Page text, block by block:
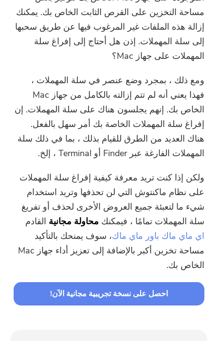
مساحة التخزين على القرص الثابت الخاص بك. يمكنك
إزالة هذه الملفات غير المرغوب فيها عن طريق سحبها
إلى سلة المهملات. إذن هل أحتاج إلى إفراغ سلة
المهملات على جهاز Mac؟
ومع ذلك ، بمجرد وضع عنصر في سلة المهملات ،
فهذا يعني أنه لم تتم إزالته بالكامل من جهاز Mac
الخاص بك. إنهم يجلسون هناك على سلة المهملات. إن
إفراغ سلة المهملات الخاصة بك أمر سهل بالفعل.
هناك العديد من الطرق للقيام بذلك ، بما في ذلك سلة
المهملات الفارغة عبر Finder أو Terminal ، إلخ.
ولكن إذا كنت تريد معرفة كيفية إفراغ سلة المهملات
على نظام ماكنتوش التي لن تحذفها وتريد استخدام
شيء ما لتعبئة جميع العروض الأخرى لحذف أو تفريغ
سلة المهملات تمامًا ، فيمكنك محاولة مجانية القادم
اي ماي ماك باور ماي ماك، سوف يمنحك بالتأكيد
مساحة تخزين أكبر بالإضافة إلى تعزيز أداء جهاز Mac
الخاص بك.
احصل على نسخة تجريبية مجانية الآن!